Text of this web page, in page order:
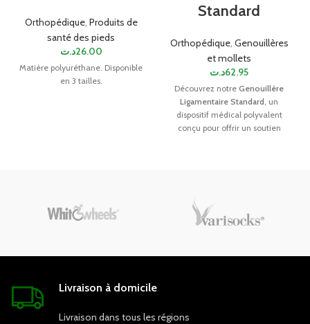
Orthopédique, Produits de
santé des pieds
26.00د.ت
Matière polyuréthane. Disponible
en 3 tailles.
Standard
Orthopédique, Genouillères
et mollets
62.95د.ت
Découvrez notre Genouillère
Ligamentaire Standard , un
dispositif médical polyvalent
conçu pour offrir un soutien
Livraison à domicile
Livraison dans tous les régions